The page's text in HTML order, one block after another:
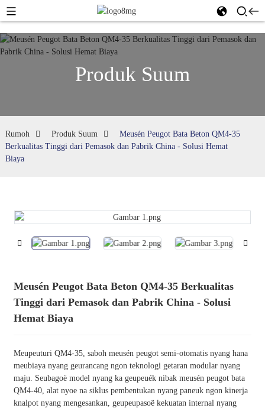
Produk Suum
Rumoh Produk Suum
Meusén Peugot Bata Beton QM4-35
Berkualitas Tinggi dari Pemasok dan Pabrik China - Solusi Hemat
Biaya
Meusén Peugot Bata Beton QM4-35 Berkualitas
Tinggi dari Pemasok dan Pabrik China - Solusi
Hemat Biaya
Meupeuturi QM4-35, saboh meusén peugot semi-otomatis nyang hana
meubiaya nyang geurancang ngon teknologi getaran modular nyang
maju. Seubagoë model nyang ka geupeuék nibak meusén peugot bata
QM4-40, alat nyoe na siklus pembentukan nyang paneuk ngon kinerja
knalpot nyang mengesankan, geupeupasoë kekuatan internal nyang